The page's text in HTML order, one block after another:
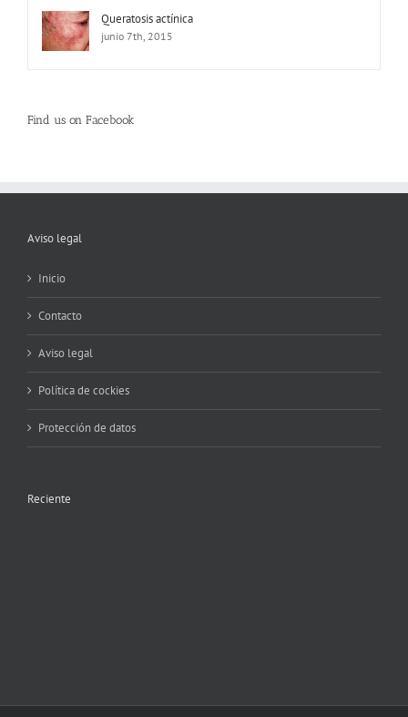
Queratosis actínica
junio 7th, 2015
Find us on Facebook
Aviso legal
Inicio
Contacto
Aviso legal
Política de cockies
Protección de datos
Reciente